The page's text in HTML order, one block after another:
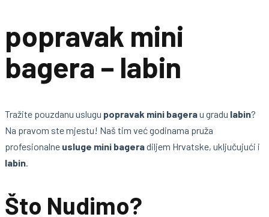
popravak mini
bagera – labin
Tražite pouzdanu uslugu popravak mini bagerau gradu labin?
Na pravom ste mjestu! Naš tim već godinama pruža
profesionalne usluge mini bageradiljem Hrvatske, uključujući i
labin.
Što Nudimo?